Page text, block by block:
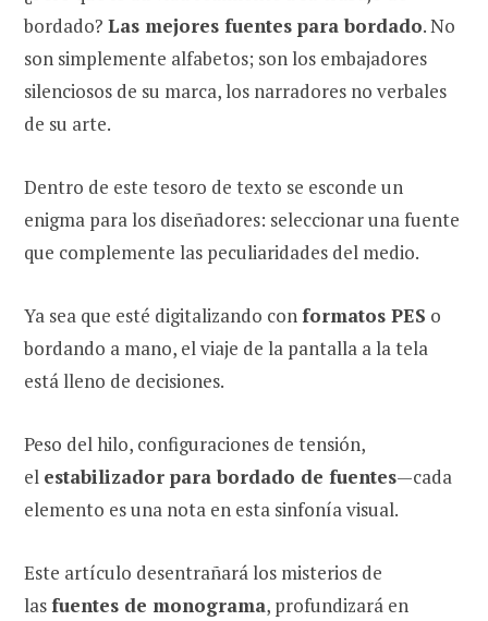
bordado? Las mejores fuentes para bordado. No
son simplemente alfabetos; son los embajadores
silenciosos de su marca, los narradores no verbales
de su arte.
Dentro de este tesoro de texto se esconde un
enigma para los diseñadores: seleccionar una fuente
que complemente las peculiaridades del medio.
Ya sea que esté digitalizando conformatos PES o
bordando a mano, el viaje de la pantalla a la tela
está lleno de decisiones.
Peso del hilo, configuraciones de tensión,
el estabilizador para bordado de fuentes—cada
elemento es una nota en esta sinfonía visual.
Este artículo desentrañará los misterios de
lasfuentes de monograma, profundizará en